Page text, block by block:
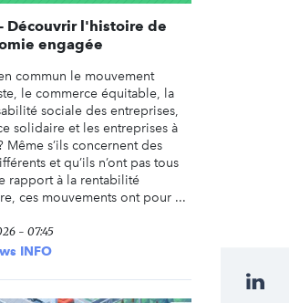
- Découvrir l'histoire de
engagée
commun le mouvement
le commerce équitable, la
sociale des entreprises,
solidaire et les entreprises à
Même s’ils concernent des
et qu’ils n’ont pas tous
rapport à la rentabilité
ces mouvements ont pour ...
- 07:45
INFO